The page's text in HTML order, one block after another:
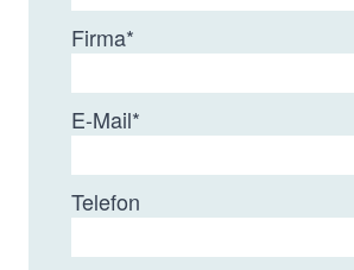
Firma*
E-Mail*
Telefon